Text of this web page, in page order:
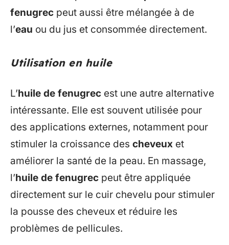
fenugrec peut aussi être mélangée à de
l’eau ou du jus et consommée directement.
Utilisation en huile
L’huile de fenugrec est une autre alternative
intéressante. Elle est souvent utilisée pour
des applications externes, notamment pour
stimuler la croissance des cheveux et
améliorer la santé de la peau. En massage,
l’huile de fenugrec peut être appliquée
directement sur le cuir chevelu pour stimuler
la pousse des cheveux et réduire les
problèmes de pellicules.